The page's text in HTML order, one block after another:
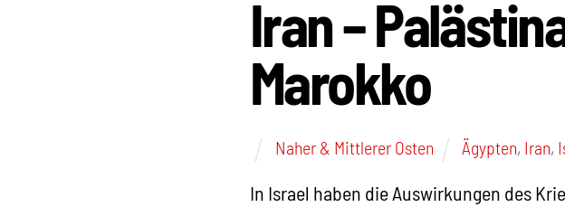
Iran –
Marokko
Naher & Mittlerer Osten Ägypten, Iran,
In Israel haben die Auswirkungen des